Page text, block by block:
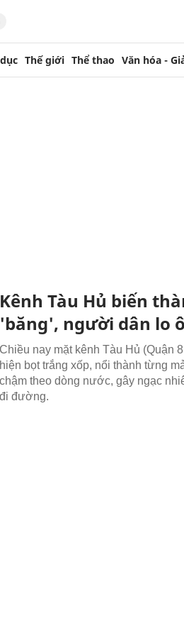
Thế giới Thể thao Văn hóa -
Kênh Tàu Hủ biến
'băng', người dân lo
Chiều nay mặt kênh Tàu Hủ (Quận
hiện bọt trắng xốp, nổi thành từng
chậm theo dòng nước, gây ngạc
đi đường.